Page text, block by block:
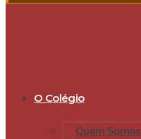
O Colégio
Quem Somos